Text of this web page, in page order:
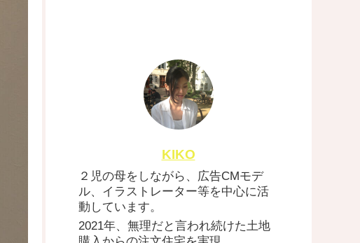
KIKO
２児の母をしながら、広告CMモデ
ル、イラストレーター等を中心に活
動しています。
2021年、無理だと言われ続けた土地